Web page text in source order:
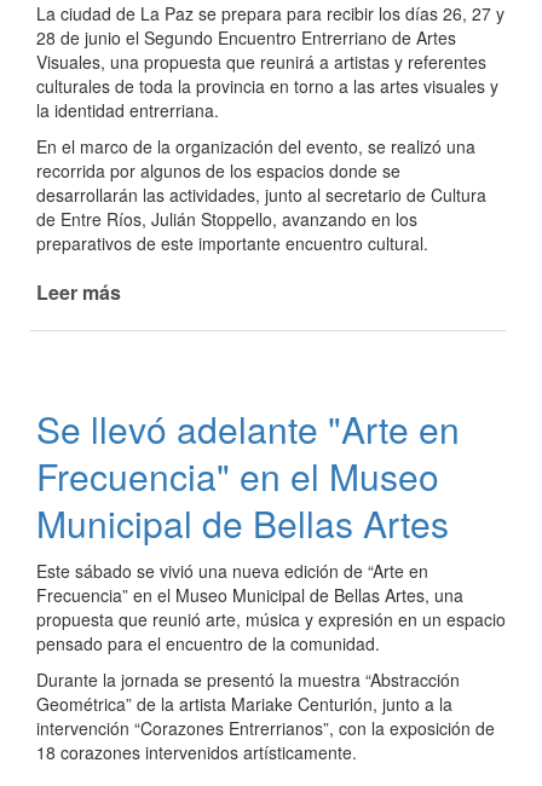
La ciudad de La Paz se prepara para recibir los días 26, 27 y
28 de junio el Segundo Encuentro Entrerriano de Artes
Visuales, una propuesta que reunirá a artistas y referentes
culturales de toda la provincia en torno a las artes visuales y
la identidad entrerriana.
En el marco de la organización del evento, se realizó una
recorrida por algunos de los espacios donde se
desarrollarán las actividades, junto al secretario de Cultura
de Entre Ríos, Julián Stoppello, avanzando en los
preparativos de este importante encuentro cultural.
Leer más
del
Segundo
Encuentro
Entrerriano
de
Visuales
Se llevó adelante "Arte en
Frecuencia" en el Museo
Municipal de Bellas Artes
Este sábado se vivió una nueva edición de “Arte en
Frecuencia” en el Museo Municipal de Bellas Artes, una
propuesta que reunió arte, música y expresión en un espacio
pensado para el encuentro de la comunidad.
Durante la jornada se presentó la muestra “Abstracción
Geométrica” de la artista Mariake Centurión, junto a la
intervención “Corazones Entrerrianos”, con la exposición de
18 corazones intervenidos artísticamente.